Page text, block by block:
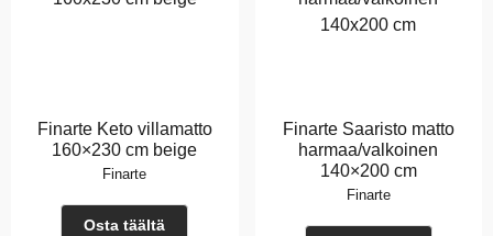
Finarte Keto villamatto
160×230 cm beige
Finarte
Osta täältä
Finarte Saaristo matto
harmaa/valkoinen
140×200 cm
Finarte